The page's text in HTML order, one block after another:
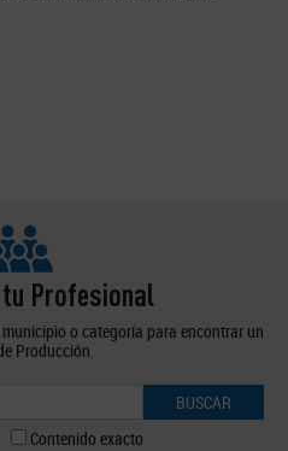
Profesional
o categoría para encontrar un
Producción.
BUSCAR
Contenido exacto